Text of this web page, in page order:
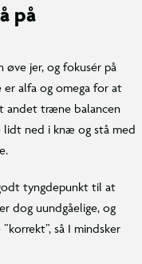
på
øve jer, og fokusér på
er alfa og omega for at
andet træne balancen
lidt ned i knæ og stå med
tyngdepunkt til at
dog uundgåelige, og
så I mindsker